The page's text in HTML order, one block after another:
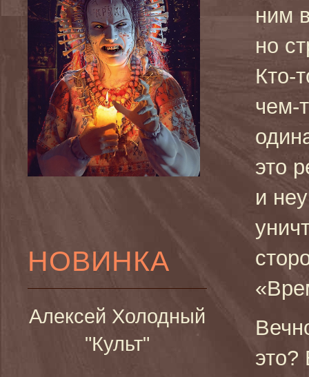
НОВИНКА
Алексей Холодный
"Культ"
ним
но
Кто-
чем-
это
и
это?